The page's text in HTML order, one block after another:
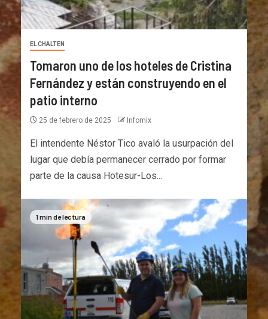
EL CHALTEN
Tomaron uno de los hoteles de Cristina
Fernández y están construyendo en el
patio interno
25 de febrero de 2025 Infomix
El intendente Néstor Tico avaló la usurpación del
lugar que debía permanecer cerrado por formar
parte de la causa Hotesur-Los...
1 min de lectura